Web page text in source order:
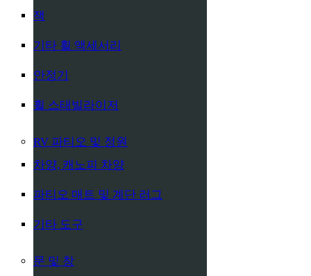
잭
기타 휠 액세서리
안정기
휠 스태빌라이저
RV 파티오 및 정원
차양, 캐노피 차양
파티오 매트 및 계단 러그
기타 도구
문 및 창